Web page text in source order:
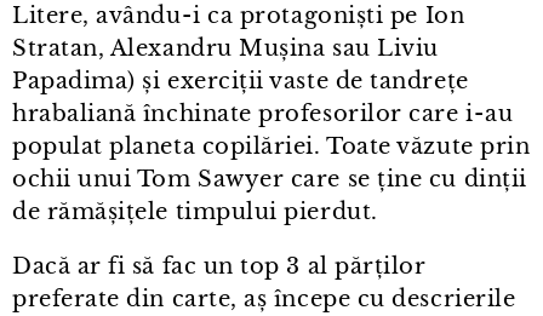
Litere, avându⁠-⁠i ca protagoniști pe Ion
Stratan, Alexandru Mușina sau Liviu
Papadima) și exerciții vaste de tandrețe
hrabaliană închinate profesorilor care i⁠-⁠au
populat planeta copilăriei. Toate văzute prin
ochii unui Tom Sawyer care se ține cu dinții
de rămășițele timpului pierdut.
Dacă ar fi să fac un top 3 al părților
preferate din carte, aș începe cu descrierile